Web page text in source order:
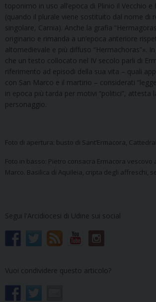
toponimo in uso all’epoca di Plinio il Vecchio e
(quando il plurale viene sostituito dal nome di
singolare, Carnia). Anche la grafia
originario e rimanda a un’epoca anteriore
altomedievale e più diffuso “Hermachoras”».
che un testo collocato nel IV secolo parli di
riferimento ad episodi della sua vita – quali
con San Marco e il martirio – considerati
in epoca più tarda per motivi “politici”, attesta
personaggio.
Foto di apertura: busto di Sant’Ermacora,
Foto in basso: Pietro consacra Ermacora vescovo
Marco. Basilica di Aquileia, cripta degli affreschi,
Segui l'Arcidiocesi di Udine sui social
Vuoi condividere questo articolo?